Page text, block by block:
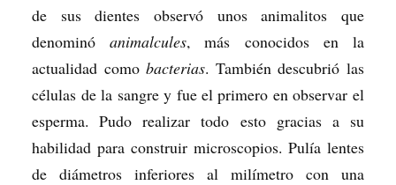
de sus dientes observó unos animalitos que
denominóanimalcules, más conocidos en la
actualidad comobacterias. También descubrió las
células de la sangre y fue el primero en observar el
esperma. Pudo realizar todo esto gracias a su
habilidad para construir microscopios. Pulía lentes
de diámetros inferiores al milímetro con una